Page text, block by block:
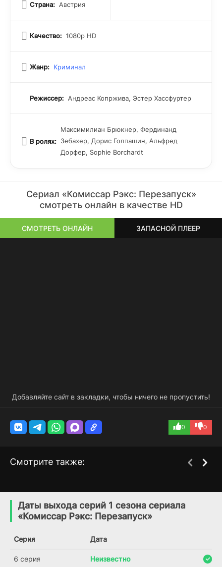
Страна: Австрия
Качество: 1080p HD
Жанр: Криминал
Режиссер: Андреас Копржива, Эстер Хассфуртер
В ролях:
Максимилиан Брюкнер, Фердинанд
Зебахер, Дорис Голпашин, Альфред
Дорфер, Sophie Borchardt
Сериал «Комиссар Рэкс: Перезапуск»
смотреть онлайн в качестве HD
СМОТРЕТЬ ОНЛАЙН ЗАПАСНОЙ ПЛЕЕР
Добавляйте сайт в закладки, чтобы ничего не пропустить!
0 0
Смотрите также:
6.4 7.2 6.7
Даты выхода серий 1 сезона сериала
«Комиссар Рэкс: Перезапуск»
Серия Дата
6 серия Неизвестно